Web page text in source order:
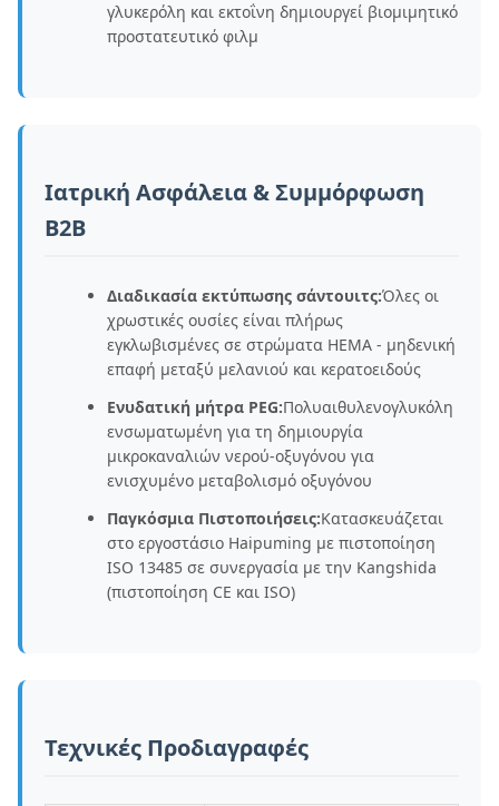
γλυκερόλη και εκτοΐνη δημιουργεί βιομιμητικό
προστατευτικό φιλμ
Ιατρική Ασφάλεια & Συμμόρφωση
B2B
Διαδικασία εκτύπωσης σάντουιτς:Όλες οι
χρωστικές ουσίες είναι πλήρως
εγκλωβισμένες σε στρώματα HEMA - μηδενική
επαφή μεταξύ μελανιού και κερατοειδούς
Ενυδατική μήτρα PEG:Πολυαιθυλενογλυκόλη
ενσωματωμένη για τη δημιουργία
μικροκαναλιών νερού-οξυγόνου για
ενισχυμένο μεταβολισμό οξυγόνου
Παγκόσμια Πιστοποιήσεις:Κατασκευάζεται
στο εργοστάσιο Haipuming με πιστοποίηση
ISO 13485 σε συνεργασία με την Kangshida
(πιστοποίηση CE και ISO)
Τεχνικές Προδιαγραφές